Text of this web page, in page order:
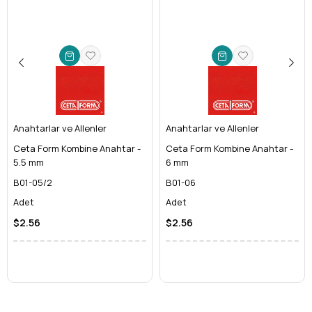
için idealdir. Mekanik ustaları için olmazsa olmaz bir **oto
tamir anahtarıdır**.
Tesisat ve Klima Sistemleri:
Gaz tesisatlarında, su
tesisatlarında, **klima montajı ve bakımı**nda kullanılan
bakır boru bağlantılarındaki somunlar için mükemmel
uyum sağlar. Sıhhi tesisatçılar ve HVAC teknisyenleri için
**hassas tesisat anahtarı** olarak öne çıkar.
Hidrolik ve Pnömatik Sistemler:
elemanlarının güvenli montaj ve demontajı için **hidrolik
anahtar** olarak kullanılır. Kaçak riskini sıfıra indirmede
kritik rol oynar.
mekanik el aleti** olarak tercih edilir.
Anahtarlar ve Allenler
Ceta Form Kombine Anahtar -
5.5 mm
B01-05/2
Adet
$2.56
Anahtarlar ve Allenler
Ceta Form Kombine Anahtar -
6 mm
B01-06
Adet
$2.56